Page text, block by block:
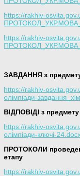
https://rakhiv-
https://rakhiv-
ЗАВДАННЯ з предмету
https://rakhiv-
олімпіади-
ВІДПОВІДІ з предмету
https://rakhiv-
олімпіади-ключі-
ПРОТОКОЛИ
етапу
https://rakhiv-